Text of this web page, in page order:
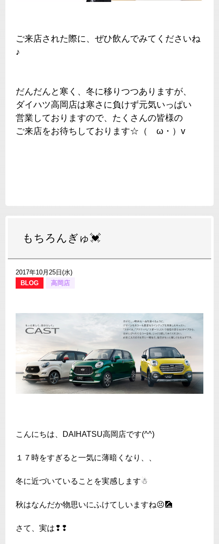
ご来店された際に、ぜひ飲んでみてくださいね
♪
だんだんと寒く、冬に移りつつありますが、
ダイハツ高岡店は寒さに負けず元気いっぱい
営業しておりますので、たくさんの皆様の
ご来店をお待ちしております☆（ゝω・）v
もちろんぎゅ💓
2017年10月25日(水)
BLOG
高岡店
こんにちは、DAIHATSU高岡店です(^^)
１７時をすぎると一気に薄暗くなり、、
冬に近づいていることを実感します☃
秋はなんだか物思いにふけてしいますね😣🎑
さて、実は❢❢